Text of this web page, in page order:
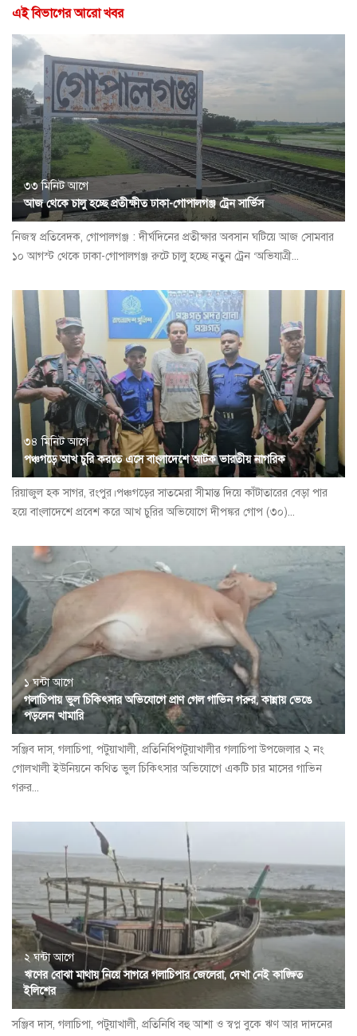
এই বিভাগের আরো খবর
৩৩ মিনিট আগে
আজ থেকে চালু হচ্ছে প্রতীক্ষীত ঢাকা-গোপালগঞ্জ ট্রেন সার্ভিস
নিজস্ব প্রতিবেদক, গোপালগঞ্জ : দীর্ঘদিনের প্রতীক্ষার অবসান ঘটিয়ে আজ সোমবার
১০ আগস্ট থেকে ঢাকা-গোপালগঞ্জ রুটে চালু হচ্ছে নতুন ট্রেন ‘অভিযাত্রী...
৩৪ মিনিট আগে
পঞ্চগড়ে আখ চুরি করতে এসে বাংলাদেশে আটক ভারতীয় নাগরিক
রিয়াজুল হক সাগর, রংপুর।পঞ্চগড়ের সাতমেরা সীমান্ত দিয়ে কাঁটাতারের বেড়া পার
হয়ে বাংলাদেশে প্রবেশ করে আখ চুরির অভিযোগে দীপঙ্কর গোপ (৩০)...
১ ঘন্টা আগে
গলাচিপায় ভুল চিকিৎসার অভিযোগে প্রাণ গেল গাভিন গরুর, কান্নায় ভেঙে
পড়লেন খামারি
সঞ্জিব দাস, গলাচিপা, পটুয়াখালী, প্রতিনিধিপটুয়াখালীর গলাচিপা উপজেলার ২ নং
গোলখালী ইউনিয়নে কথিত ভুল চিকিৎসার অভিযোগে একটি চার মাসের গাভিন
গরুর...
২ ঘন্টা আগে
ঋণের বোঝা মাথায় নিয়ে সাগরে গলাচিপার জেলেরা, দেখা নেই কাঙ্ক্ষিত
ইলিশের
সঞ্জিব দাস, গলাচিপা, পটুয়াখালী, প্রতিনিধি বহু আশা ও স্বপ্ন বুকে ঋণ আর দাদনের